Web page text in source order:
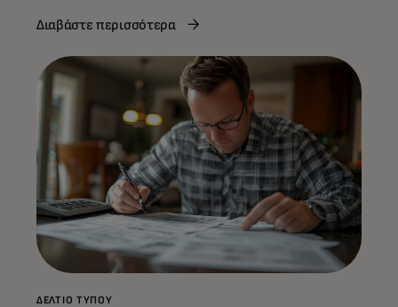
Διαβάστε περισσότερα
ΔΕΛΤΊΟ ΤΎΠΟΥ